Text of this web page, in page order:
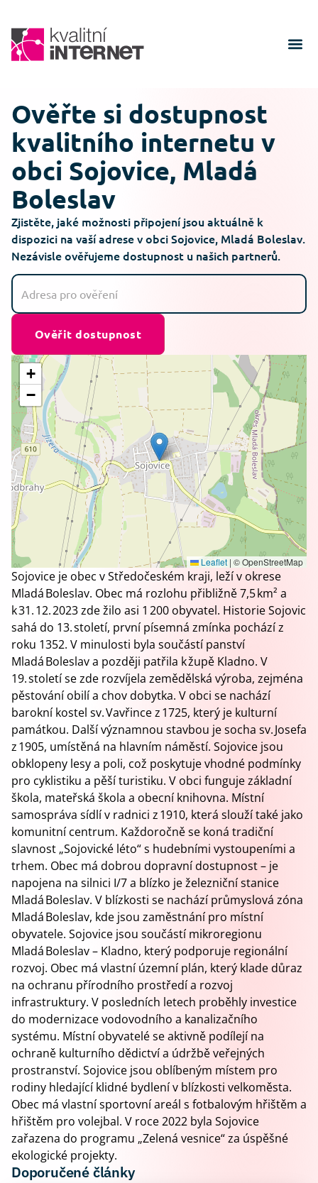
Ověřte si dostupnost
kvalitního internetu v
obci Sojovice, Mladá
Boleslav
Zjistěte, jaké možnosti připojení jsou aktuálně k
dispozici na vaší adrese v obci Sojovice, Mladá Boleslav.
Nezávisle ověřujeme dostupnost u našich partnerů.
Ověřit dostupnost
+
−
Leaflet | © OpenStreetMap
Sojovice je obec v Středočeském kraji, leží v okrese
Mladá Boleslav. Obec má rozlohu přibližně 7,5 km² a
k 31. 12. 2023 zde žilo asi 1 200 obyvatel. Historie Sojovic
sahá do 13. století, první písemná zmínka pochází z
roku 1352. V minulosti byla součástí panství
Mladá Boleslav a později patřila k župě Kladno. V
19. století se zde rozvíjela zemědělská výroba, zejména
pěstování obilí a chov dobytka. V obci se nachází
barokní kostel sv. Vavřince z 1725, který je kulturní
památkou. Další významnou stavbou je socha sv. Josefa
z 1905, umístěná na hlavním náměstí. Sojovice jsou
obklopeny lesy a poli, což poskytuje vhodné podmínky
pro cyklistiku a pěší turistiku. V obci funguje základní
škola, mateřská škola a obecní knihovna. Místní
samospráva sídlí v radnici z 1910, která slouží také jako
komunitní centrum. Každoročně se koná tradiční
slavnost „Sojovické léto“ s hudebními vystoupeními a
trhem. Obec má dobrou dopravní dostupnost – je
napojena na silnici I/7 a blízko je železniční stanice
Mladá Boleslav. V blízkosti se nachází průmyslová zóna
Mladá Boleslav, kde jsou zaměstnání pro místní
obyvatele. Sojovice jsou součástí mikroregionu
Mladá Boleslav – Kladno, který podporuje regionální
rozvoj. Obec má vlastní územní plán, který klade důraz
na ochranu přírodního prostředí a rozvoj
infrastruktury. V posledních letech proběhly investice
do modernizace vodovodního a kanalizačního
systému. Místní obyvatelé se aktivně podílejí na
ochraně kulturního dědictví a údržbě veřejných
prostranství. Sojovice jsou oblíbeným místem pro
rodiny hledající klidné bydlení v blízkosti velkoměsta.
Obec má vlastní sportovní areál s fotbalovým hřištěm a
hřištěm pro volejbal. V roce 2022 byla Sojovice
zařazena do programu „Zelená vesnice“ za úspěšné
ekologické projekty.
Doporučené články